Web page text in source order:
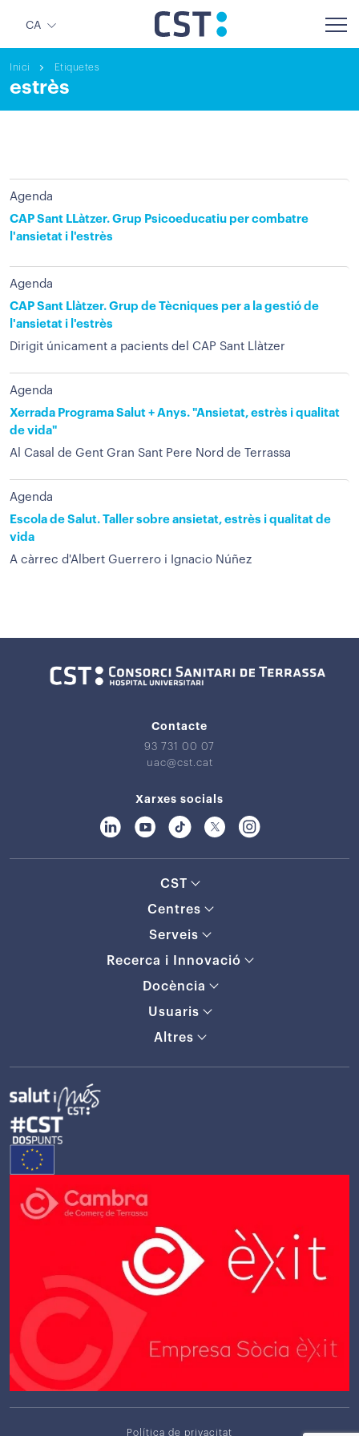
CA
Inici Etiquetes
estrès
Agenda
CAP Sant LLàtzer. Grup Psicoeducatiu per combatre
l'ansietat i l'estrès
Agenda
CAP Sant Llàtzer. Grup de Tècniques per a la gestió de
l'ansietat i l'estrès
Dirigit únicament a pacients del CAP Sant Llàtzer
Agenda
Xerrada Programa Salut + Anys. "Ansietat, estrès i qualitat
de vida"
Al Casal de Gent Gran Sant Pere Nord de Terrassa
Agenda
Escola de Salut. Taller sobre ansietat, estrès i qualitat de
vida
A càrrec d'Albert Guerrero i Ignacio Núñez
Contacte
93 731 00 07
uac@cst.cat
Xarxes socials
CST
Centres
Serveis
Recerca i Innovació
Docència
Usuaris
Altres
Política de privacitat